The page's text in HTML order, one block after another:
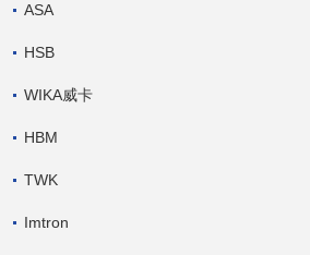
ASA
HSB
WIKA威卡
HBM
TWK
Imtron